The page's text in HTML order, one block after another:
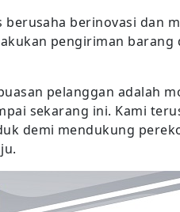
berusaha berinovasi dan
pengiriman
pelanggan adalah
sekarang ini. Kami
demi mendukung